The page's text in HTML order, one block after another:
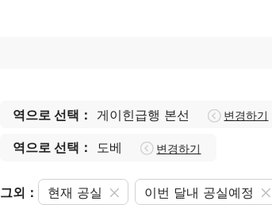
역으로 선택： 게이힌급행 본선 변경하기
역으로 선택： 도베 변경하기
그외： 현재 공실 이번 달내 공실예정